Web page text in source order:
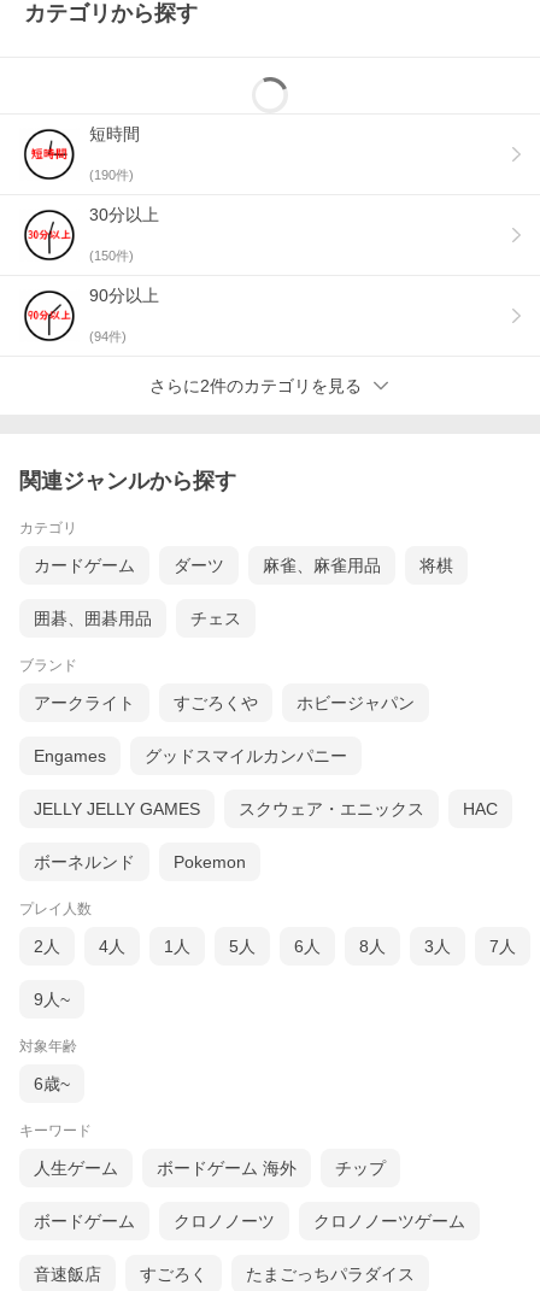
カテゴリから探す
短時間
(190件)
30分以上
(150件)
90分以上
(94件)
さらに2件のカテゴリを見る
関連ジャンルから探す
カテゴリ
カードゲーム ダーツ 麻雀、麻雀用品 将棋
囲碁、囲碁用品 チェス
ブランド
アークライト すごろくや ホビージャパン
Engames グッドスマイルカンパニー
JELLY JELLY GAMES スクウェア・エニックス HAC
ボーネルンド Pokemon
プレイ人数
2人 4人 1人 5人 6人 8人 3人 7人
9人~
対象年齢
6歳~
キーワード
人生ゲーム ボードゲーム 海外 チップ
ボードゲーム クロノノーツ クロノノーツゲーム
音速飯店 すごろく たまごっちパラダイス